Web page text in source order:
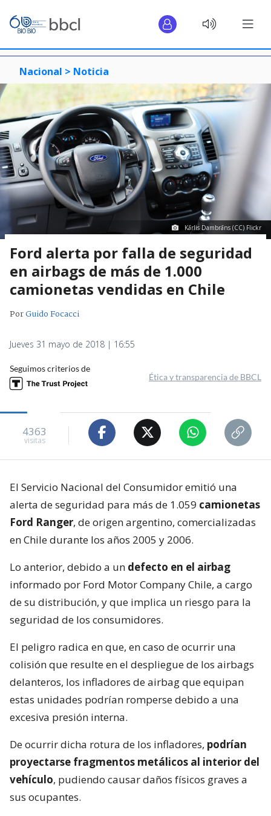
Nacional > Noticia
Kārlis Dambrāns (CC) Flickr
Ford alerta por falla de seguridad
en airbags de más de 1.000
camionetas vendidas en Chile
PorGuido Focacci
Jueves 31 mayo de 2018 | 16:55
Seguimos criterios de
Ética y transparencia de BBCL
4363
visitas
El Servicio Nacional del Consumidor emitió una
alerta de seguridad para más de 1.059 camionetas
Ford Ranger, de origen argentino, comercializadas
en Chile durante los años 2005 y 2006.
Lo anterior, debido a un defecto en el airbag
informado por Ford Motor Company Chile, a cargo
de su distribución, y que implica un riesgo para la
seguridad de los consumidores.
El peligro radica en que, en caso de ocurrir una
colisión que resulte en el despliegue de los airbags
delanteros, los infladores de airbag que equipan
estas unidades podrían romperse debido a una
excesiva presión interna.
De ocurrir dicha rotura de los infladores, podrían
proyectarse fragmentos metálicos al interior del
vehículo, pudiendo causar daños físicos graves a
sus ocupantes.